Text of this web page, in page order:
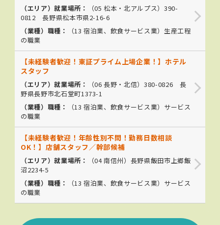
（エリア）就業場所： （05 松本・北アルプス） 390-
0812 長野県松本市県2-16-6
（業種）職種：
（13 宿泊業、飲食サービス業）生産工程
の職業
【未経験者歓迎！東証プライム上場企業！】ホテル
スタッフ
（エリア）就業場所： （06 長野・北信）380-0826 長
野県長野市北石堂町1373-1
（業種）職種：
（13 宿泊業、飲食サービス業）サービス
の職業
【未経験者歓迎！年齢性別不問！勤務日数相談
OK！】店舗スタッフ／幹部候補
（エリア）就業場所： （04 南信州） 長野県飯田市上郷飯
沼2234-5
（業種）職種：
（13 宿泊業、飲食サービス業）サービス
の職業